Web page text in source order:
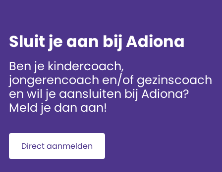
Sluit je aan bij Adiona
Ben je kindercoach,
jongerencoach en/of gezinscoach
en wil je aansluiten bij Adiona?
Meld je dan aan!
Direct aanmelden